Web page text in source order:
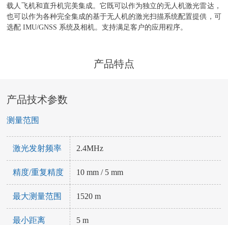
载人飞机和直升机完美集成。它既可以作为独立的无人机激光雷达，
也可以作为各种完全集成的基于无人机的激光扫描系统配置提供，可
选配 IMU/GNSS 系统及相机。支持满足客户的应用程序。
产品特点
产品技术参数
测量范围
激光发射频率 2.4MHz
精度/重复精度 10 mm / 5 mm
最大测量范围 1520 m
最小距离 5 m